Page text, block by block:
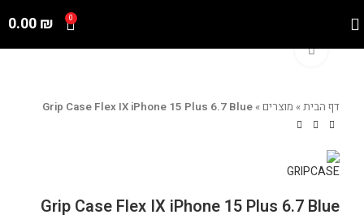
0
0.00₪
Click to enlarge
דף הבית» מוצרים»
Grip Case Flex IX iPhone 15 Plus 6.7 Blue
Grip Case Flex IX iPhone 15 Plus 6.7 Blue